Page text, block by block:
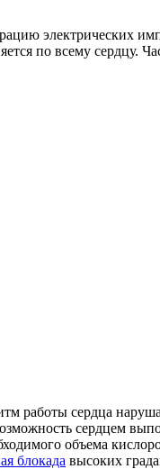
электрических
по всему сердцу.
работы сердца
сердцем
объема
блокада высоких